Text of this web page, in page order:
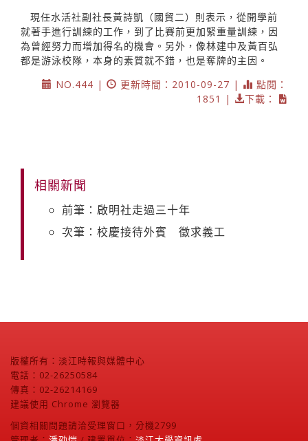
現任水活社副社長黃詩凱（國貿二）則表示，從開學前
就著手進行訓練的工作，到了比賽前更加緊重量訓練，因
為曾經努力而增加得名的機會。另外，像林建中及黃百弘
都是游泳校隊，本身的素質就不錯，也是奪牌的主因。
NO.444 |
更新時間：2010-09-27 |
點閱：
1851 |
下載：
相關新聞
前筆：啟明社走過三十年
次筆：校慶接待外賓 徵求義工
版權所有：淡江時報與媒體中心
電話：02-26250584
傳真：02-26214169
建議使用 Chrome 瀏覽器
個資相關問題請洽受理窗口，分機2799